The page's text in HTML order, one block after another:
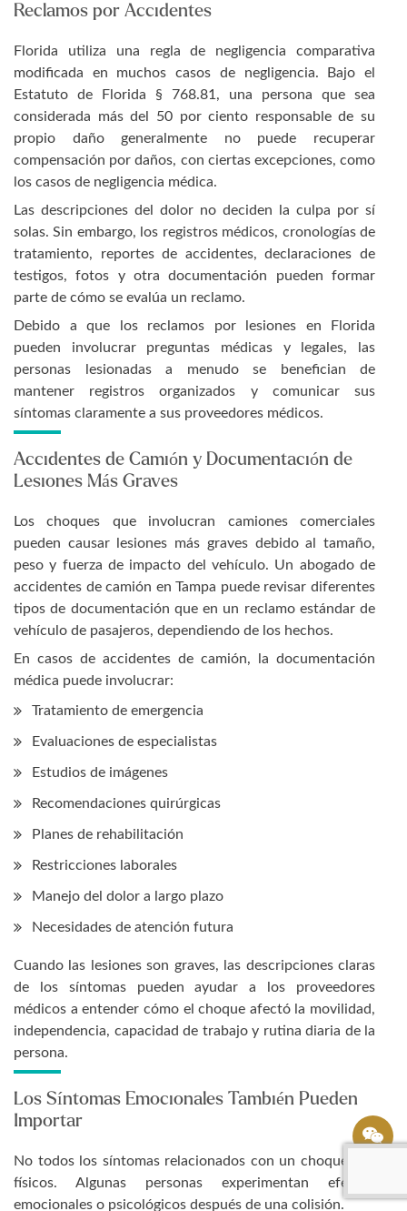
Reclamos por Accidentes
Florida utiliza una regla de negligencia comparativa
modificada en muchos casos de negligencia. Bajo el
Estatuto de Florida § 768.81, una persona que sea
considerada más del 50 por ciento responsable de su
propio daño generalmente no puede recuperar
compensación por daños, con ciertas excepciones, como
los casos de negligencia médica.
Las descripciones del dolor no deciden la culpa por sí
solas. Sin embargo, los registros médicos, cronologías de
tratamiento, reportes de accidentes, declaraciones de
testigos, fotos y otra documentación pueden formar
parte de cómo se evalúa un reclamo.
Debido a que los reclamos por lesiones en Florida
pueden involucrar preguntas médicas y legales, las
personas lesionadas a menudo se benefician de
mantener registros organizados y comunicar sus
síntomas claramente a sus proveedores médicos.
Accidentes de Camión y Documentación de
Lesiones Más Graves
Los choques que involucran camiones comerciales
pueden causar lesiones más graves debido al tamaño,
peso y fuerza de impacto del vehículo. Un abogado de
accidentes de camión en Tampa puede revisar diferentes
tipos de documentación que en un reclamo estándar de
vehículo de pasajeros, dependiendo de los hechos.
En casos de accidentes de camión, la documentación
médica puede involucrar:
Tratamiento de emergencia
Evaluaciones de especialistas
Estudios de imágenes
Recomendaciones quirúrgicas
Planes de rehabilitación
Restricciones laborales
Manejo del dolor a largo plazo
Necesidades de atención futura
Cuando las lesiones son graves, las descripciones claras
de los síntomas pueden ayudar a los proveedores
médicos a entender cómo el choque afectó la movilidad,
independencia, capacidad de trabajo y rutina diaria de la
persona.
Los Síntomas Emocionales También Pueden
Importar
No todos los síntomas relacionados con un choque son
físicos. Algunas personas experimentan efectos
emocionales o psicológicos después de una colisión.